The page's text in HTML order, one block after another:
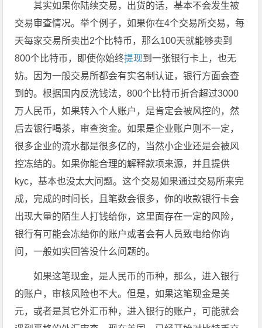
其实如果你陆续交易，出货的话，基本不会发生被
交易审查情况。举个例子，如果你在4个交易所交易，每
天每家交易所卖出2个比特币，那么100天就能够卖到
800个比特币，即使你始终提现到一张银行卡上，也无
妨。因为一般交易所都会有实名制认证，银行方面会查
到的。根据国内反洗钱法，800个比特币折合超过3000
万人民币，如果转入个人账户，是肯定会被风控的，然
后去银行喝茶，审查资金。如果是企业账户则不一定，
很多企业的流水都是很多亿的，当然小企业还是会被风
控冻结的。如果你能合理的解释款项来源，并且提供
kyc，基本也没太大问题。这个交易如果通过交易所来完
成，完成的时间长，且笔数会很多，你的收款银行卡会
出现大量的陌生人打钱给你，这里面存在一定的风险，
银行有可能会冻结你的账户或者会有人员致电给你询
问，一般如实回答没什么问题的。
如果这笔现金，是人民币的币种，那么，进入银行
的账户，审核风险也不大。但是，如果这笔现金是美
元，或者是其它外汇币种，进入银行的账户，可能就会